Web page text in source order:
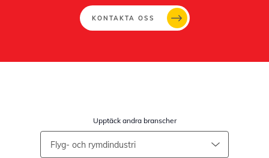
KONTAKTA OSS
Upptäck andra branscher